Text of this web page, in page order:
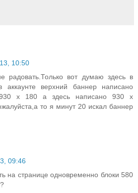
10:50
радовать.Только вот думаю здесь в
аккаунте верхний баннер написано
x 180 а здесь написано 930 x
то я минут 20 искал баннер
09:46
на странице одновременно блоки 580